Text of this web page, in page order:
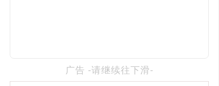
广告 -请继续往下滑-